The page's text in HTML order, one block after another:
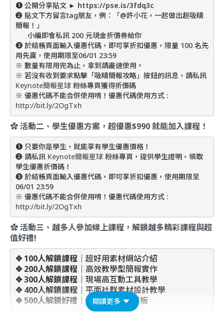
❶ 公開分享貼文 ► https://pse.is/3fdq3c
❷ 貼文下方留言tag朋友，例：「@許小花，一起做出超吸睛
簡報！」
小編即會私訊 200 元現金折價券給你
❸ 於結帳頁面輸入優惠代碼，即可享折扣優惠，限量 100 名先
用先贏，使用期限至06/01 23:59
※ 數量有限用完為止，拿到請盡速使用。
※ 若沒有收到要求點擊「吸睛簡報攻略」按鈕的訊息，請私訊
Keynote簡報星球 粉絲專頁獲得折價碼
※ 優惠代碼不能合併使用唷！優惠代碼使用方式 :
http://bit.ly/2OgTxh
✿活動二、 學生優惠方案，超優惠$990 就能加入課程！
❶ 只要你是學生，就能享有學生優惠價格！
❷ 請私訊 Keynote簡報星球 粉絲專頁，提供學生證明，領取
學生優惠折價碼！
❸ 於結帳頁面輸入優惠代碼，即可享折扣優惠，使用期限至
06/01 23:59
※ 優惠代碼不能合併使用唷！優惠代碼使用方式 :
http://bit.ly/2OgTxh
✿ 活動三 、 越多人參加線上課程，解鎖越多精彩課程與超
值好禮!
✥ 100人解鎖課程｜ 超好用素材網站介紹
✥ 200人解鎖課程｜ 高效教學型簡報實作
✥ 300人解鎖課程｜ 現場高互動工具教學
✥ 400人解鎖課程｜ 平面社群素材設計教學
✥ 500人解鎖好禮｜ 2 套獨家吸睛模板
閱讀更多